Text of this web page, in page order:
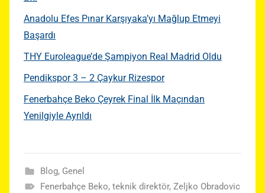
Anadolu Efes Pınar Karşıyaka’yı Mağlup Etmeyi
Başardı
THY Euroleague’de Şampiyon Real Madrid Oldu
Pendikspor 3 – 2 Çaykur Rizespor
Fenerbahçe Beko Çeyrek Final İlk Maçından
Yenilgiyle Ayrıldı
Blog, Genel
Fenerbahçe Beko, teknik direktör, Zeljko Obradovic